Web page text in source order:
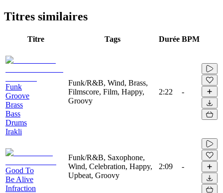
Titres similaires
Titre Tags Durée BPM
Funk
Groove
Brass
Bass
Drums
Irakli
Funk/R&B, Wind, Brass,
Filmscore, Film, Happy,
Groovy
2:22 -
Good To
Be Alive
Infraction
Funk/R&B, Saxophone,
Wind, Celebration, Happy,
Upbeat, Groovy
2:09 -